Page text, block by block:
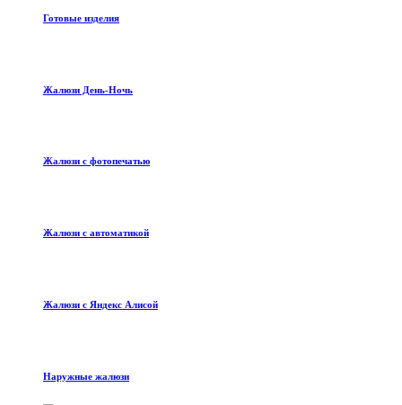
Готовые изделия
Жалюзи День-Ночь
Жалюзи с фотопечатью
Жалюзи с автоматикой
Жалюзи с Яндекс Алисой
Наружные жалюзи